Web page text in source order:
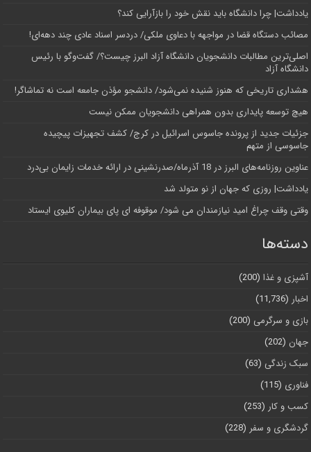
یادداشت| چرا دانشگاه باید نقش خود را بازآرایی کند؟
مصائب دستگاه قضا در مواجهه با دعاوی ملکی/ دردسر اسناد عادی چند‌ دهه‌ای!
اصلی‌ترین مطالبات دانشجویان دانشگاه آزاد البرز چیست؟/ گفت‌وگو با رئیس
دانشگاه آز‌اد
هشداری تاریخی که هنوز شنیده نمی‌شود/ دانشجو مؤذن جامعه است نه تماشاگر!
هیچ توسعه پایداری بدون همراهی دانشجویان ممکن نیست
جزئیات جدید از پرونده جاسوس اسرائیل در کرج/‌ کشف تجهیزات پیچیده
جاسوسی از متهم
عناوین روزنامه‌های البرز در ‌18 آذرماه/صدرنشینی در ارائه خدمات زایمان بی‌درد
یادداشت| روزی که جهان از نو متولد شد
وقتی وقف چراغ امید نیازمندان می شود/ موقوفه ای پای بیماران کلیوی ایستاد
دسته‌ها
آشپزی و غذا (200)
اخبار (11,736)
بازی و سرگرمی (200)
جهان (202)
سبک زندگی (63)
فناوری (115)
کسب و کار (253)
گردشگری و سفر (228)